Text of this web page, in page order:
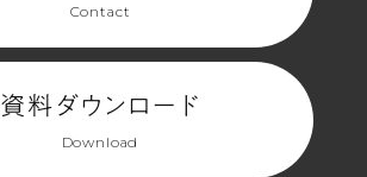
(4
Contact
資料ダウンロード
Download